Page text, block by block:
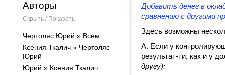
Авторы
Скрыть / Показать
Чертоляс Юрий » Всем
Ксения Ткалич » Чертоляс
Юрий
Юрий » Ксения Ткалич
Добавить денег в
сравнению с другими
Здесь возможны
А. Если у
результат-ти, как и у
другу):